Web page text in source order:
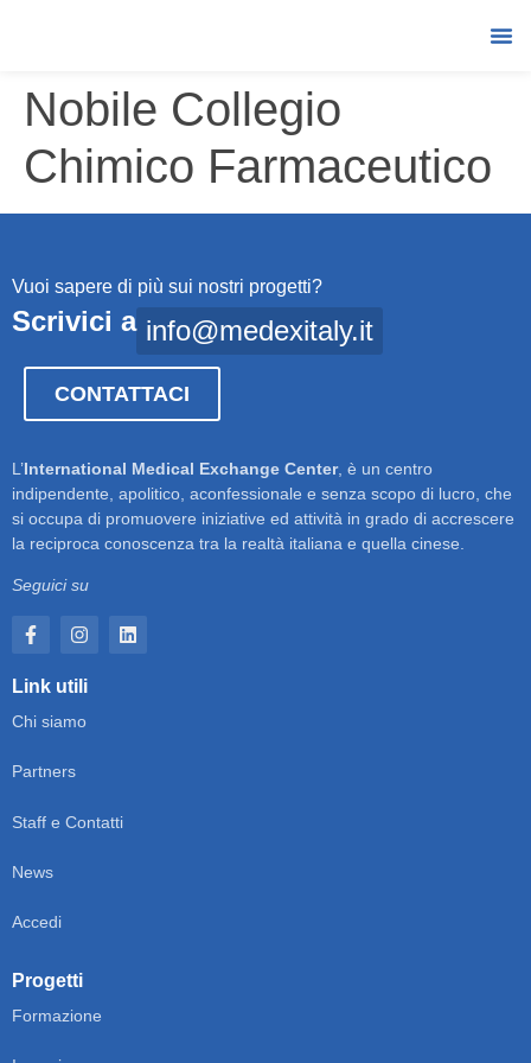
Nobile Collegio
Chimico Farmaceutico
Vuoi sapere di più sui nostri progetti?
Scrivici a info@medexitaly.it
CONTATTACI
L’International Medical Exchange Center, è un centro
indipendente, apolitico, aconfessionale e senza scopo di lucro, che
si occupa di promuovere iniziative ed attività in grado di accrescere
la reciproca conoscenza tra la realtà italiana e quella cinese.
Seguici su
Link utili
Chi siamo
Partners
Staff e Contatti
News
Accedi
Progetti
Formazione